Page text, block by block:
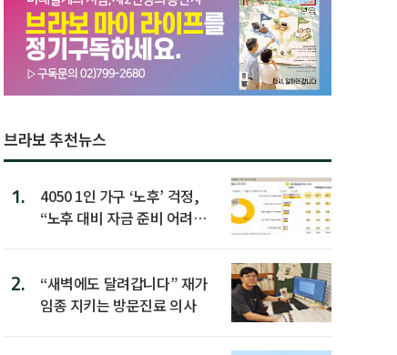
브라보 추천뉴스
1.
4050 1인 가구 ‘노후’ 걱정,
“노후 대비 자금 준비 어려
2.
“새벽에도 달려갑니다” 재가
임종 지키는 방문진료 의사